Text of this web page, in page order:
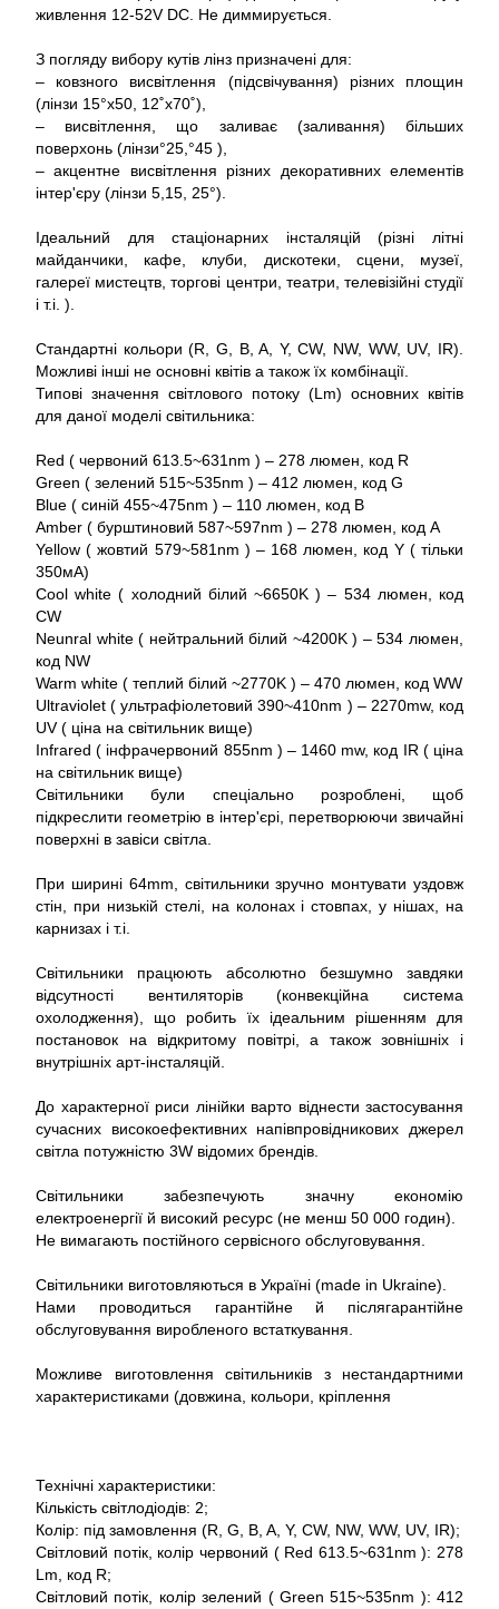
живлення 12-52V DC. Не диммирується.
З погляду вибору кутів лінз призначені для:
– ковзного висвітлення (підсвічування) різних площин
(лінзи 15°x50, 12˚x70˚),
– висвітлення, що заливає (заливання) більших
поверхонь (лінзи°25,°45 ),
– акцентне висвітлення різних декоративних елементів
інтер'єру (лінзи 5,15, 25°).
Ідеальний для стаціонарних інсталяцій (різні літні
майданчики, кафе, клуби, дискотеки, сцени, музеї,
галереї мистецтв, торгові центри, театри, телевізійні студії
і т.і. ).
Стандартні кольори (R, G, B, A, Y, CW, NW, WW, UV, IR).
Можливі інші не основні квітів а також їх комбінації.
Типові значення світлового потоку (Lm) основних квітів
для даної моделі світильника:
Red ( червоний 613.5~631nm ) – 278 люмен, код R
Green ( зелений 515~535nm ) – 412 люмен, код G
Blue ( синій 455~475nm ) – 110 люмен, код B
Amber ( бурштиновий 587~597nm ) – 278 люмен, код A
Yellow ( жовтий 579~581nm ) – 168 люмен, код Y ( тільки
350мА)
Cool white ( холодний білий ~6650K ) – 534 люмен, код
CW
Neunral white ( нейтральний білий ~4200K ) – 534 люмен,
код NW
Warm white ( теплий білий ~2770K ) – 470 люмен, код WW
Ultraviolet ( ультрафіолетовий 390~410nm ) – 2270mw, код
UV ( ціна на світильник вище)
Infrared ( інфрачервоний 855nm ) – 1460 mw, код IR ( ціна
на світильник вище)
Світильники були спеціально розроблені, щоб
підкреслити геометрію в інтер'єрі, перетворюючи звичайні
поверхні в завіси світла.
При ширині 64mm, світильники зручно монтувати уздовж
стін, при низькій стелі, на колонах і стовпах, у нішах, на
карнизах і т.і.
Світильники працюють абсолютно безшумно завдяки
відсутності вентиляторів (конвекційна система
охолодження), що робить їх ідеальним рішенням для
постановок на відкритому повітрі, а також зовнішніх і
внутрішніх арт-інсталяцій.
До характерної риси лінійки варто віднести застосування
сучасних високоефективних напівпровідникових джерел
світла потужністю 3W відомих брендів.
Світильники забезпечують значну економію
електроенергії й високий ресурс (не менш 50 000 годин).
Не вимагають постійного сервісного обслуговування.
Світильники виготовляються в Україні (made in Ukraine).
Нами проводиться гарантійне й післягарантійне
обслуговування виробленого встаткування.
Можливе виготовлення світильників з нестандартними
характеристиками (довжина, кольори, кріплення
Технічні характеристики:
Кількість світлодіодів: 2;
Колір: під замовлення (R, G, B, A, Y, CW, NW, WW, UV, IR);
Світловий потік, колір червоний ( Red 613.5~631nm ): 278
Lm, код R;
Світловий потік, колір зелений ( Green 515~535nm ): 412